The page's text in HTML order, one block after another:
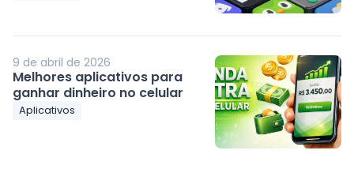
9 de abril de 2026
Melhores aplicativos para
ganhar dinheiro no celular
Aplicativos